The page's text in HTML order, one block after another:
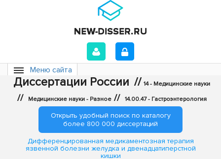
Меню сайта
Диссертации России // 14 - Медицинские науки
// Медицинские науки - Разное // 14.00.47 - Гастроэнтерология
Открыть удобный поиск по каталогу
более 800 000 диссертаций
Дифференцированная медикаментозная терапия
язвенной болезни желудка и двенадцатиперстной
кишки